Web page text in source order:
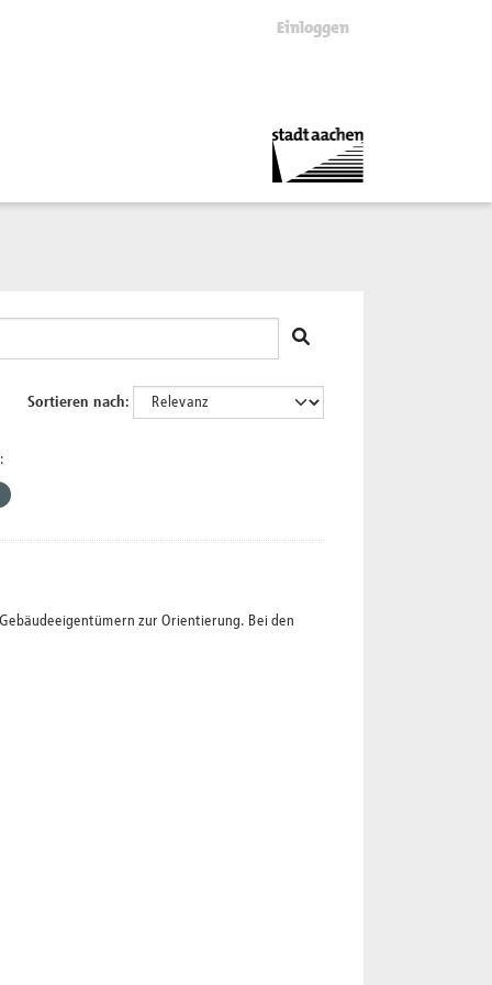
Einloggen
Sortieren nach
zur Orientierung. Bei den